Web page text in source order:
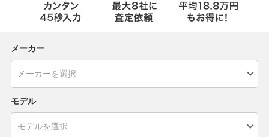
メーカー
モデル